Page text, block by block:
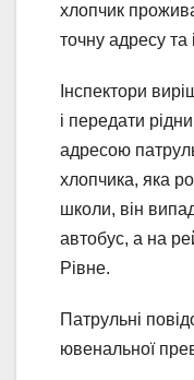
хлопчик
точну адресу та
Інспектори
і передати
адресою
хлопчика, яка
школи, він
автобус, а на
Рівне.
Патрульні
ювенальної